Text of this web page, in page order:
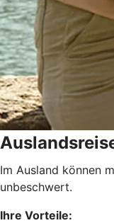
Im Ausland können
unbeschwert.
Ihre Vorteile: